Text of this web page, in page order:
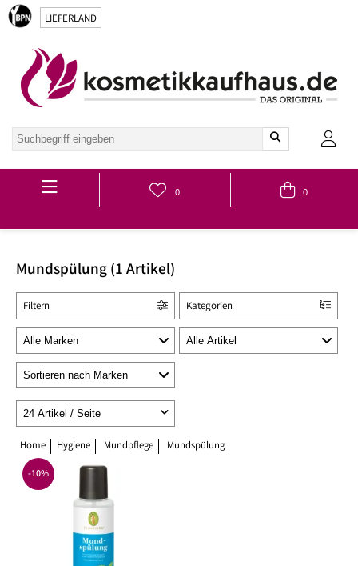
LIEFERLAND
Hauptmenü
0 0
Mundspülung (1 Artikel)
Kategorien
Filtern
Home Hygiene Mundpflege Mundspülung
-10%